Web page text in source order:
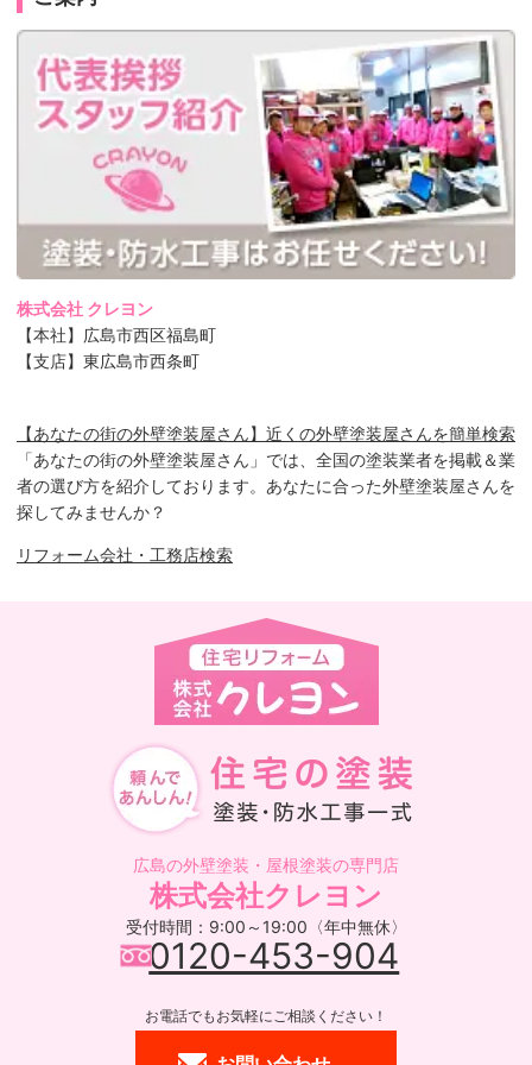
株式会社 クレヨン
【本社】広島市西区福島町
【支店】東広島市西条町
【あなたの街の外壁塗装屋さん】近くの外壁塗装屋さんを簡単検索
「あなたの街の外壁塗装屋さん」では、全国の塗装業者を掲載＆業
者の選び方を紹介しております。あなたに合った外壁塗装屋さんを
探してみませんか？
リフォーム会社・工務店検索
広島の外壁塗装・屋根塗装の専門店
株式会社クレヨン
受付時間：9:00～19:00〈年中無休〉
0120-453-904
お電話でもお気軽にご相談ください！